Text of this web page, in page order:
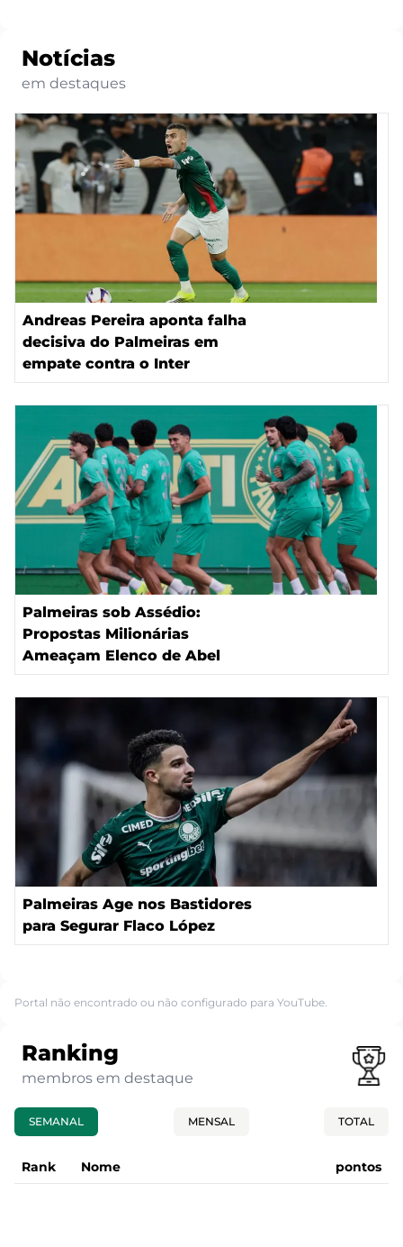
Notícias
em destaques
Andreas Pereira aponta falha
decisiva do Palmeiras em
empate contra o Inter
Palmeiras sob Assédio:
Propostas Milionárias
Ameaçam Elenco de Abel
Palmeiras Age nos Bastidores
para Segurar Flaco López
Portal não encontrado ou não configurado para YouTube.
Ranking
membros em destaque
SEMANAL MENSAL TOTAL
Rank Nome pontos